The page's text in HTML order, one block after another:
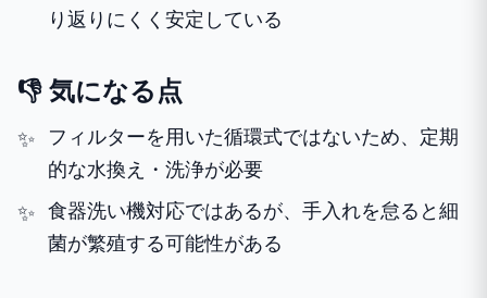
り返りにくく安定している
👎 気になる点
フィルターを用いた循環式ではないため、定期
的な水換え・洗浄が必要
食器洗い機対応ではあるが、手入れを怠ると細
菌が繁殖する可能性がある